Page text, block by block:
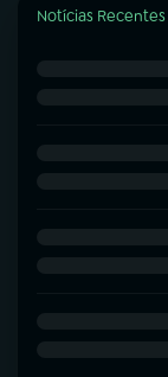
Notícias Recentes